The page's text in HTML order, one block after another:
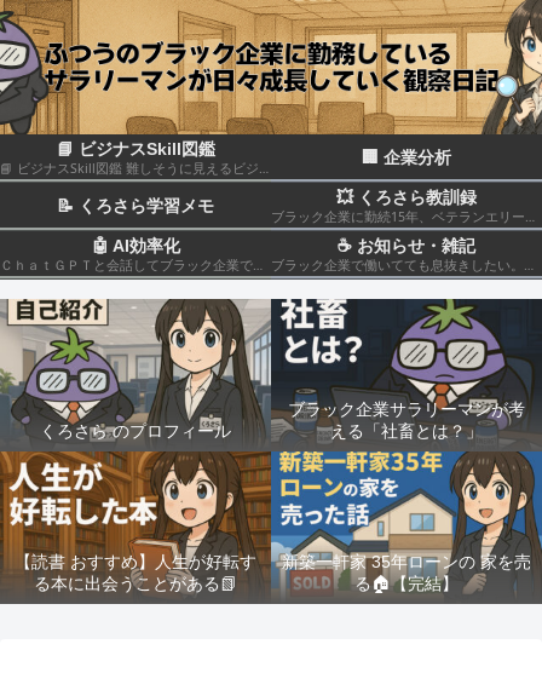
📘 ビジナスSkill図鑑
📘 ビジナスSkill図鑑 難しそうに見えるビジネススキルも、構造化して分解すれば実はカンタン！いろんなスキルの組み合わせだということがわかると思います このカテゴリでは仕事のスキルを“ナスでもわかる”レベルで図解＆やさしく柔らかく解説していきます🍆
🏢 企業分析
📝 くろさら学習メモ 💥 くろさら教訓録
ブラック企業に勤続15年、ベテランエリート社畜サラリーマンの経験を活かした日記です📗
🤖 AI効率化
ＣｈａｔＧＰＴと会話してブラック企業での疲れを癒やしたり、自己成長のための知見を広げる💻
☕ お知らせ・雑記
ブラック企業で働いてても息抜きしたい。。。
くろさら のプロフィール
ブラック企業サラリーマンが考
える「社畜とは？」
【読書 おすすめ】人生が好転す
る本に出会うことがある📗
新築一軒家 35年ローンの 家を売
る🏠️【完結】